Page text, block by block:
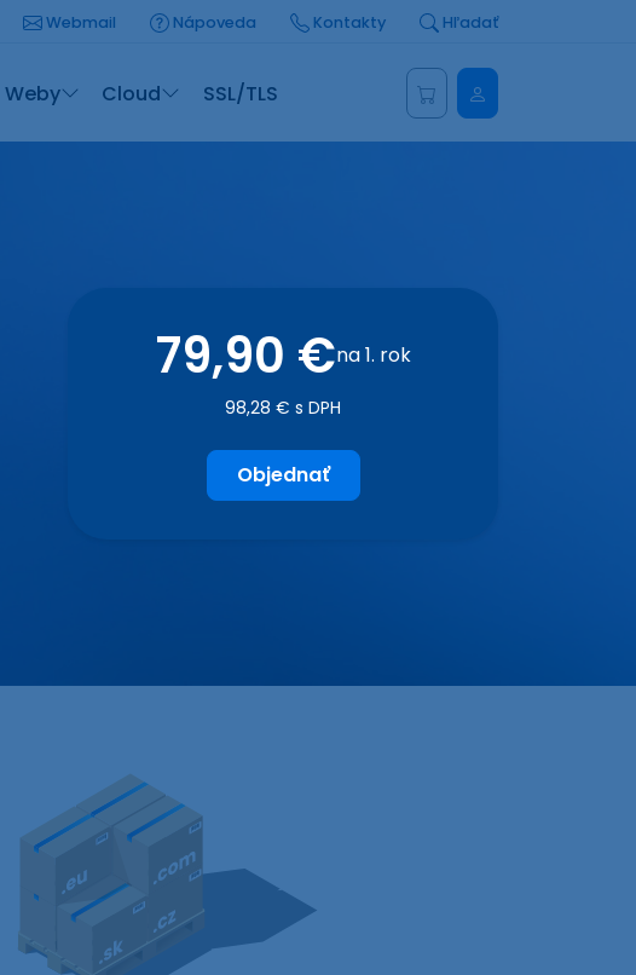
Webmail Nápoveda Kontakty Hľadať
Weby Cloud SSL/TLS Administrácia
79,90 €na 1. rok
98,28 € s DPH
Objednať